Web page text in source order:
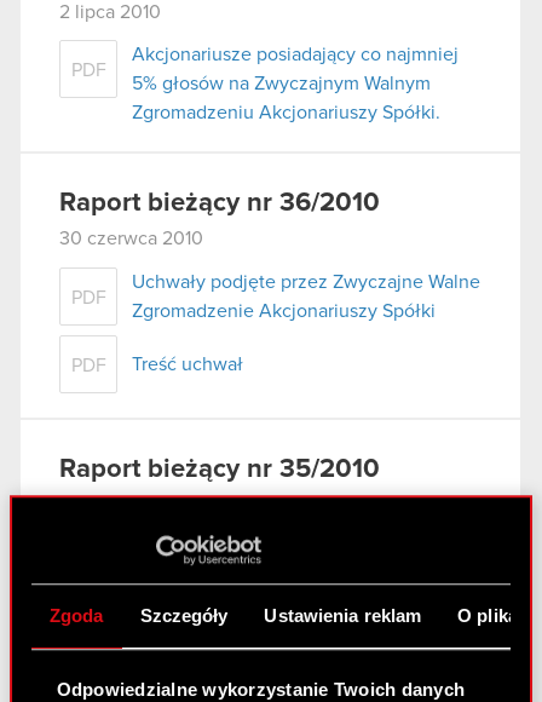
Zgoda Szczegóły Ustawienia reklam O
Odpowiedzialne wykorzystanie Twoich danych
2 lipca 2010
PDF
Akcjonariusze posiadający co najmniej
5% głosów na Zwyczajnym Walnym
Zgromadzeniu Akcjonariuszy Spółki.
Raport bieżący nr 36/2010
30 czerwca 2010
PDF
Uchwały podjęte przez Zwyczajne Walne
Zgromadzenie Akcjonariuszy Spółki
PDF Treść uchwał
Raport bieżący nr 35/2010
29 czerwca 2010
Korekta raportu okresowego